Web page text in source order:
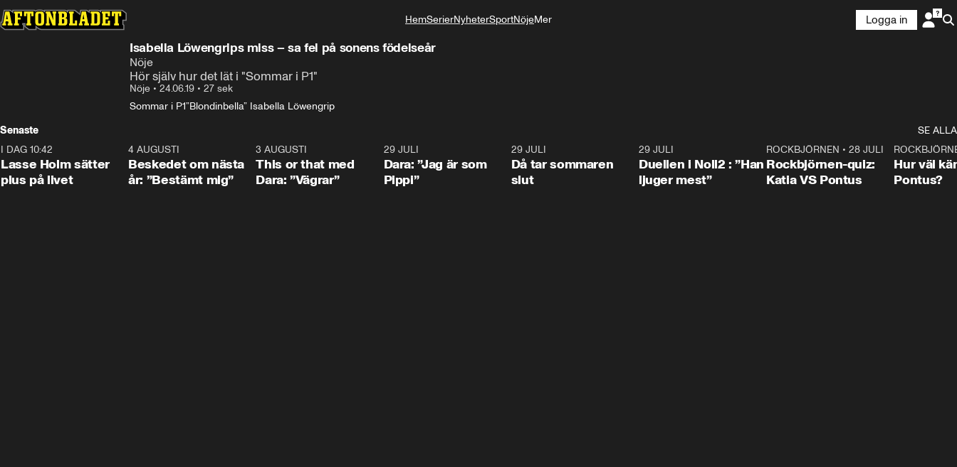
HemSerierNyheterSportNöjeMer
Logga in
Isabella Löwengrips miss – sa fel på sonens födelseår
Nöje
Hör själv hur det lät i "Sommar i P1"
Nöje • 24.06.19 • 27 sek
Sommar i P1”Blondinbella” Isabella Löwengrip
Senaste
SE ALLA
1:04
I DAG 10:42
Lasse Holm sätter
plus på livet
0:24
4 AUGUSTI
Beskedet om nästa
år: ”Bestämt mig”
3 AUGUSTI
This or that med
Dara: ”Vägrar”
29 JULI
Dara: ”Jag är som
Pippi”
29 JULI
Då tar sommaren
slut
29 JULI
Duellen i Noll2 : ”Han
ljuger mest”
0:15
ROCKBJÖRNEN •28 JULI
Rockbjörnen-quiz:
Katia VS Pontus
Hur väl
Pontus?